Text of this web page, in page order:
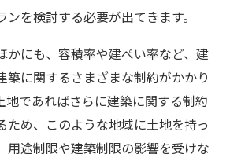
を検討する必要が出てきます。
かにも、容積率や建ぺい率など、建
築に関するさまざまな制約がかかり
地であればさらに建築に関する制約
ため、このような地域に土地を持っ
用途制限や建築制限の影響を受けな